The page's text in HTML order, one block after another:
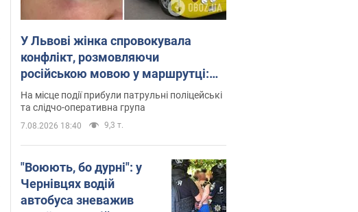
У Львові жінка спровокувала
конфлікт, розмовляючи
російською мовою у маршрутці:
поліція склала адмінпротокол.
Відео
На місце події прибули патрульні поліцейські
та слідчо-оперативна група
7.08.2026 18:40 9,3 т.
"Воюють, бо дурні": у
Чернівцях водій
автобуса зневажив